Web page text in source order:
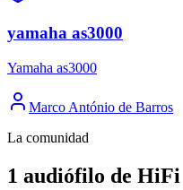
yamaha as3000
Yamaha as3000
Marco António de Barros
La comunidad
1 audiófilo de HiFi